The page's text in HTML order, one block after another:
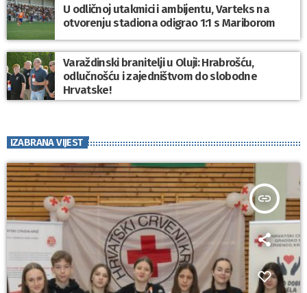
U odličnoj utakmici i ambijentu, Varteks na
otvorenju stadiona odigrao 1:1 s Mariborom
Varaždinski branitelji u Oluji: Hrabrošću,
odlučnošću i zajedništvom do slobodne
Hrvatske!
IZABRANA VIJEST
insert_link